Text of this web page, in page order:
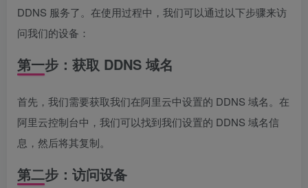
DDNS 服务了。在使用过程中，我们可以通过以下步骤来访
问我们的设备：
第一步：获取 DDNS 域名
首先，我们需要获取我们在阿里云中设置的 DDNS 域名。在
阿里云控制台中，我们可以找到我们设置的 DDNS 域名信
息，然后将其复制。
第二步：访问设备